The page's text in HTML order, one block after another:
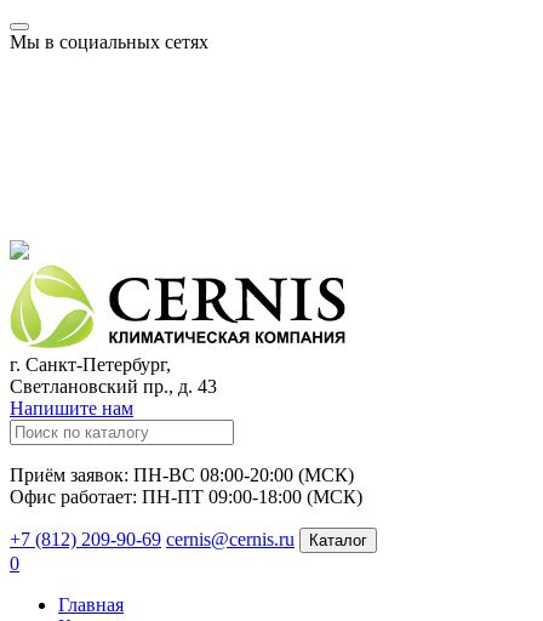
Мы в социальных сетях
г. Санкт-Петербург,
Светлановский пр., д. 43
Напишите нам
Приём заявок: ПН-ВС 08:00-20:00 (МСК)
Офис работает: ПН-ПТ 09:00-18:00 (МСК)
+7 (812) 209-90-69 cernis@cernis.ru Каталог
0
Главная